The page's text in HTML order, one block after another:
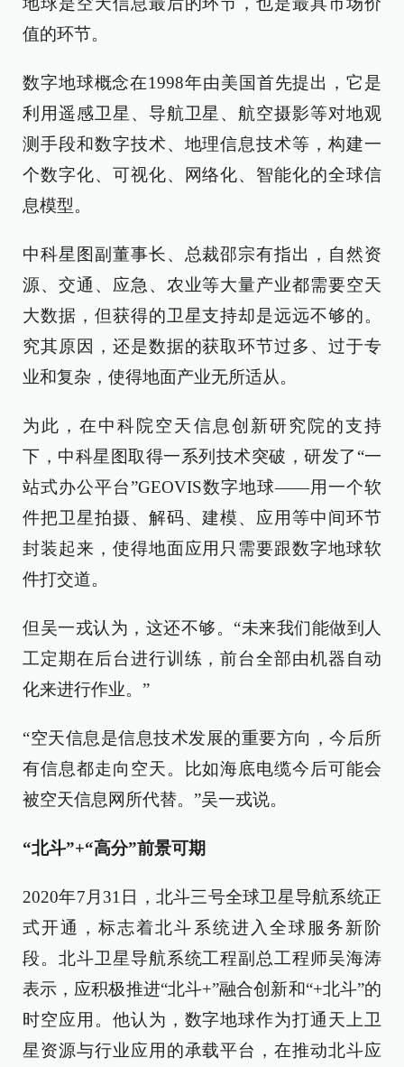
值的环节。
数字地球概念在1998年由美国首先提出，它是
利用遥感卫星、导航卫星、航空摄影等对地观
测手段和数字技术、地理信息技术等，构建一
个数字化、可视化、网络化、智能化的全球信
息模型。
中科星图副董事长、总裁邵宗有指出，自然资
源、交通、应急、农业等大量产业都需要空天
大数据，但获得的卫星支持却是远远不够的。
究其原因，还是数据的获取环节过多、过于专
业和复杂，使得地面产业无所适从。
为此，在中科院空天信息创新研究院的支持
下，中科星图取得一系列技术突破，研发了“一
站式办公平台”GEOVIS数字地球——用一个软
件把卫星拍摄、解码、建模、应用等中间环节
封装起来，使得地面应用只需要跟数字地球软
件打交道。
但吴一戎认为，这还不够。“未来我们能做到人
工定期在后台进行训练，前台全部由机器自动
化来进行作业。”
“空天信息是信息技术发展的重要方向，今后所
有信息都走向空天。比如海底电缆今后可能会
被空天信息网所代替。”吴一戎说。
“北斗”+“高分”前景可期
2020年7月31日，北斗三号全球卫星导航系统正
式开通，标志着北斗系统进入全球服务新阶
段。北斗卫星导航系统工程副总工程师吴海涛
表示，应积极推进“北斗+”融合创新和“+北斗”的
时空应用。他认为，数字地球作为打通天上卫
星资源与行业应用的承载平台，在推动北斗应